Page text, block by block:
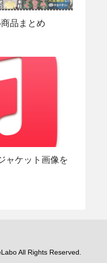
品まとめ
ャケット画像を
All Rights Reserved.